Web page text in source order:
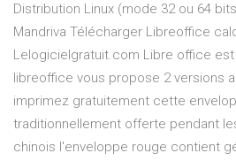
Distribution Linux (mode 32 ou 64
Mandriva Télécharger Libreoffice
Lelogicielgratuit.com Libre office est
libreoffice vous propose 2 versions
imprimez gratuitement cette
traditionnellement offerte pendant
chinois l'enveloppe rouge contient